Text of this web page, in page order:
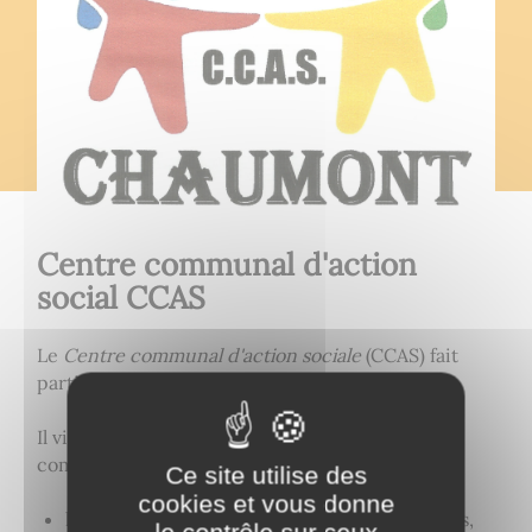
Centre communal d'action
social CCAS
Le Centre communal d'action sociale (CCAS) fait
partie des compétences de la mairie.
Il vise à assister et soutenir la population de la
commune telle que :
les personnes handicapées, fragiles ou isolées,
Ce site utilise des
cookies et vous donne